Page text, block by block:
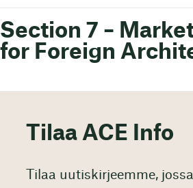
Section 7 –
for Foreign
Tilaa ACE Info
Tilaa uutiskirjeemme,